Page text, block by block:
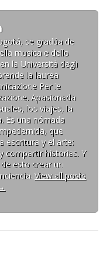
se gradúa de
musica e dello
la Università degli
la laurea
Per le
Apasionada
los viajes, la
Es una nómada
que
escritura y el arte:
compartir historias. Y
esto crear un
View all posts